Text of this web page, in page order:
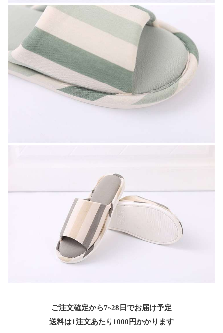
ご注文確定から7~28日でお届け予定
送料は1注文あたり 1000 円かかります